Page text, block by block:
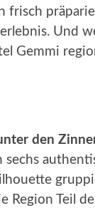
frisch
Und
Gemmi
den
sechs
Region Teil